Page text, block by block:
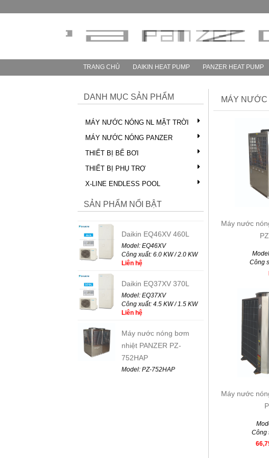
TRANG CHỦ DAIKIN HEAT PUMP PANZER HEAT PUMP
MÁY NƯỚC
Máy nước
Công
Máy nước
Công
DANH MỤC SẢN PHẨM
MÁY NƯỚC NÓNG NL MẶT TRỜI
MÁY NƯỚC NÓNG PANZER
THIẾT BỊ BỂ BƠI
THIẾT BỊ PHỤ TRỢ
X-LINE ENDLESS POOL
SẢN PHẨM NỔI BẬT
Công xuất: 6.0 x 2.2 x 1.55 m
Liên hệ
Model: EQ46XV
Công xuất: 6.0 KW / 2.0 KW
Liên hệ
Model: EQ37XV
Công xuất: 4.5 KW / 1.5 KW
Liên hệ
nhiệt PANZER PZ-
752HAP
Model: PZ-752HAP
Công xuất: 21.16 KW